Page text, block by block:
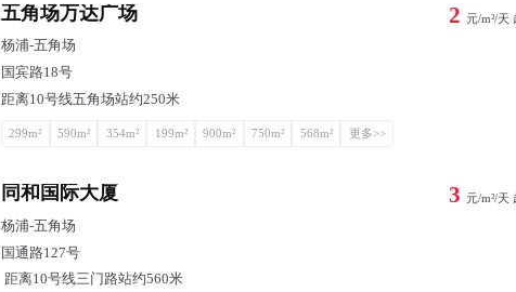
五角场万达广场 2 元/m²/天
杨浦-五角场
国宾路18号
距离10号线五角场站约250米
299m² 590m² 354m² 199m² 900m² 750m² 568m² 更多>>
同和国际大厦 3 元/m²/天
杨浦-五角场
国通路127号
距离10号线三门路站约560米